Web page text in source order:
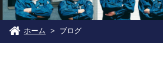
ホーム > ブログ